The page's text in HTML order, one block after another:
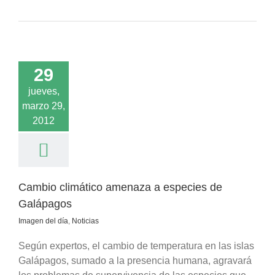
29
jueves,
marzo 29,
2012
amenaza
de Galápagos
Noticias
Cambio climático amenaza a especies de
Galápagos
Imagen del día, Noticias
Según expertos, el cambio de temperatura en las islas
Galápagos, sumado a la presencia humana, agravará